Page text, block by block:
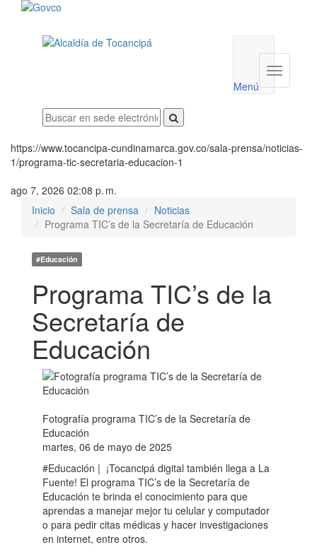
utilidades
Menú
Menú
https://www.tocancipa-cundinamarca.gov.co/sala-prensa/noticias-
1/programa-tic-secretaria-educacion-1
ago 7, 2026 02:08 p. m.
Inicio
Sala de prensa
Noticias
Programa TIC’s de la Secretaría de Educación
#Educación
Programa TIC’s de la
Secretaría de
Educación
Fotografía programa TIC’s de la Secretaría de
Educación
martes, 06 de mayo de 2025
#Educación | ¡Tocancipá digital también llega a La
Fuente! El programa TIC’s de la Secretaría de
Educación te brinda el conocimiento para que
aprendas a manejar mejor tu celular y computador
o para pedir citas médicas y hacer investigaciones
en internet, entre otros.